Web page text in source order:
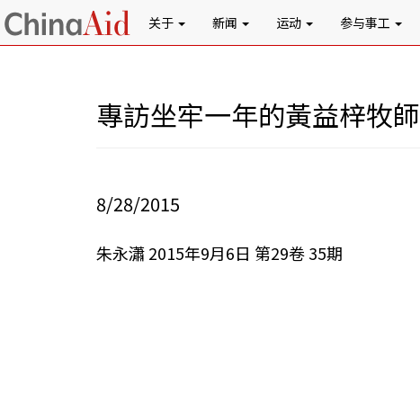
关于 新闻 运动 参与事工
專訪坐牢一年的黃益梓牧師
8/28/2015
朱永瀟 2015年9月6日 第29卷 35期